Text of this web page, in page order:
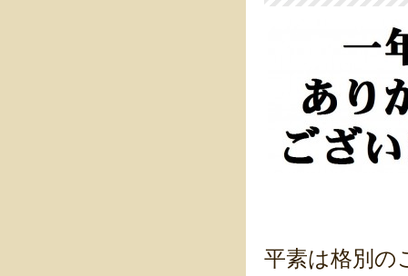
平素は格別の